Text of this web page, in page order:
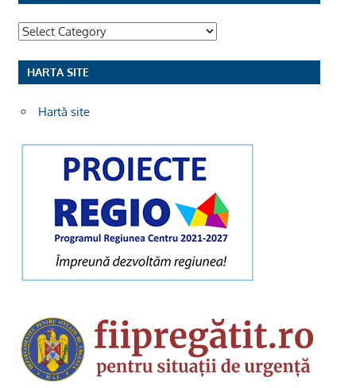
Categorii
HARTA SITE
Hartă site